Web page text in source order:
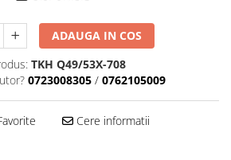
ADAUGA IN COS
TKH Q49/53X-708
0723008305 / 0762105009
Cere informatii